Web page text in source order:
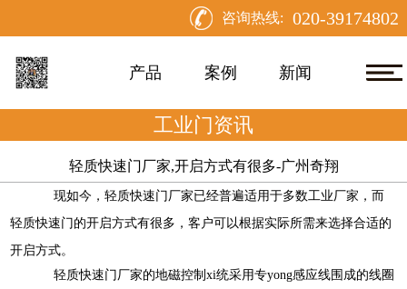
咨询热线: 020-39174802
产品 案例 新闻
工业门资讯
轻质快速门厂家,开启方式有很多-广州奇翔
现如今，轻质快速门厂家已经普遍适用于多数工业厂家，而
轻质快速门的开启方式有很多，客户可以根据实际所需来选择合适的
开启方式。
轻质快速门厂家的地磁控制xi统采用专yong感应线围成的线圈